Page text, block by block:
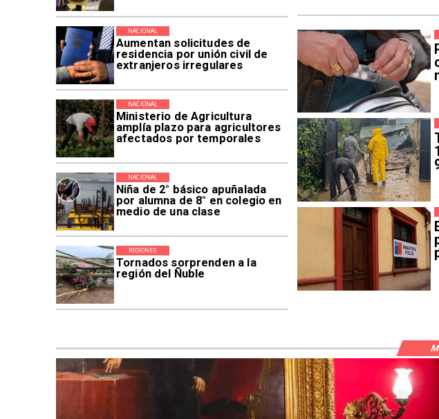
Aumentan solicitudes de
residencia por unión civil de
extranjeros irregulares
NACIONAL
Ministerio de Agricultura
amplía plazo para agricultores
afectados por temporales
NACIONAL
Niña de 2° básico apuñalada
por alumna de 8° en colegio en
medio de una clase
NACIONAL
Tornados sorprenden a la
región del Ñuble
REGIONES